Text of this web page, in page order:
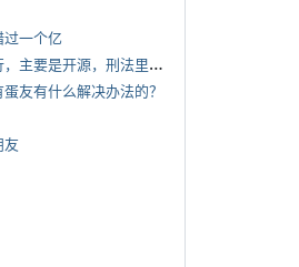
一个亿
*
有啥搞钱的路子吗，开源节流都行，主要是开源，刑法里的咱不做
友有什么解决办法的？
友